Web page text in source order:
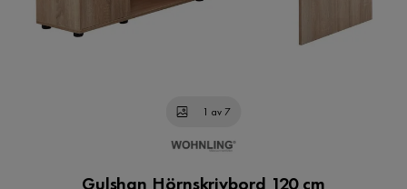
1 av 7
Gulshan Hörnskrivbord 120 cm